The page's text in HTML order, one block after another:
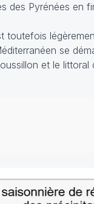
des Pyrénées en
toutefois
se
et le littoral